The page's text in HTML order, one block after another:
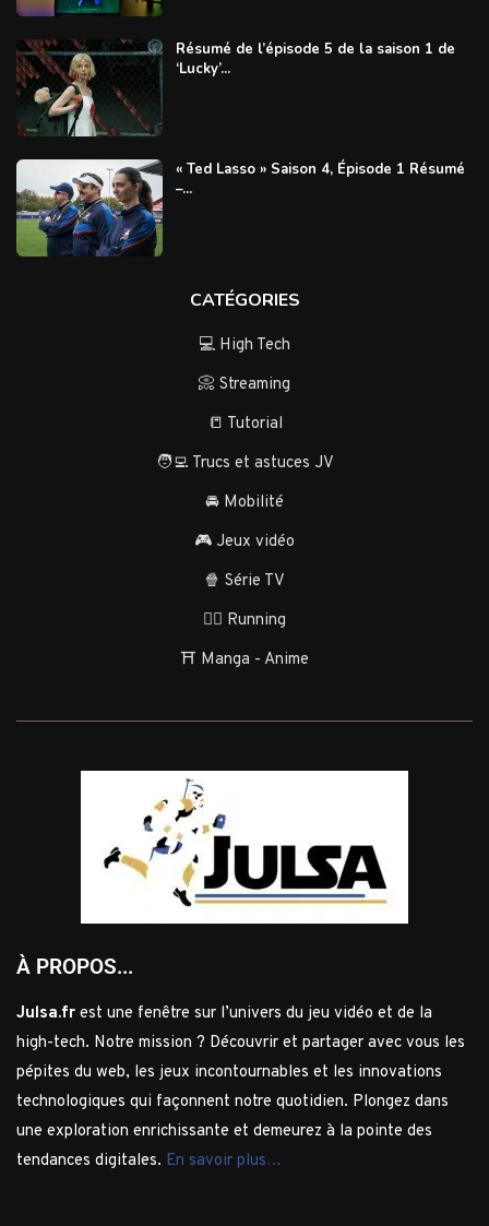
Résumé de l’épisode 5 de la saison 1 de
‘Lucky’...
« Ted Lasso » Saison 4, Épisode 1 Résumé
–...
CATÉGORIES
💻 High Tech
📀 Streaming
📒 Tutorial
🧑‍💻 Trucs et astuces JV
🚘 Mobilité
🎮 Jeux vidéo
🍿 Série TV
🏃‍♂️ Running
⛩️ Manga - Anime
À PROPOS...
Julsa.fr est une fenêtre sur l’univers du jeu vidéo et de la
high-tech. Notre mission ? Découvrir et partager avec vous les
pépites du web, les jeux incontournables et les innovations
technologiques qui façonnent notre quotidien. Plongez dans
une exploration enrichissante et demeurez à la pointe des
tendances digitales. En savoir plus…